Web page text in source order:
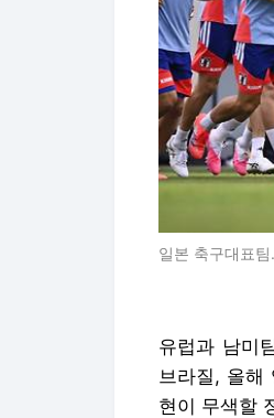
일본 축구대표
유럽과 남미
브라질, 올해
현이 무색할